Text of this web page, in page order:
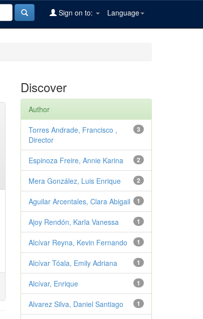
Language
Sign on to:
Discover
Author
3
Torres Andrade, Francisco ,
Director
2
Espinoza Freire, Annie Karina
2
Mera González, Luis Enrique
1
Aguilar Arcentales, Clara Abigail
1
Ajoy Rendón, Karla Vanessa
1
Alcívar Reyna, Kevin Fernando
1
Alcívar Tóala, Emily Adriana
1
Alcívar, Enrique
1
Alvarez Silva, Daniel Santiago